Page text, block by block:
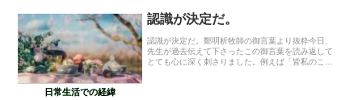
日常生活での経緯
認識が決定だ。
認識が決定だ。鄭明析牧師の御言葉より抜粋今日、
先生が過去伝えて下さったこの御言葉を読み返して
とても心に深く刺さりました。例えば「皆私のこと